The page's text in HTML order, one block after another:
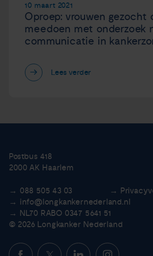
10 maart 2021
Oproep: vrouwen gezocht
meedoen met onderzoek
communicatie in
Lees verder
Postbus 418
2000 AK Haarlem
088 505 43 03
info@longkankernederland.nl
NL70 RABO 0347 5641 51
© 2026 Longkanker Nederland